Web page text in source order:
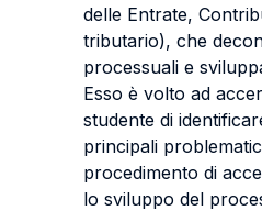
delle Entrate,
tributario), che
processuali e
Esso è volto ad
studente di
principali
procedimento di
lo sviluppo del